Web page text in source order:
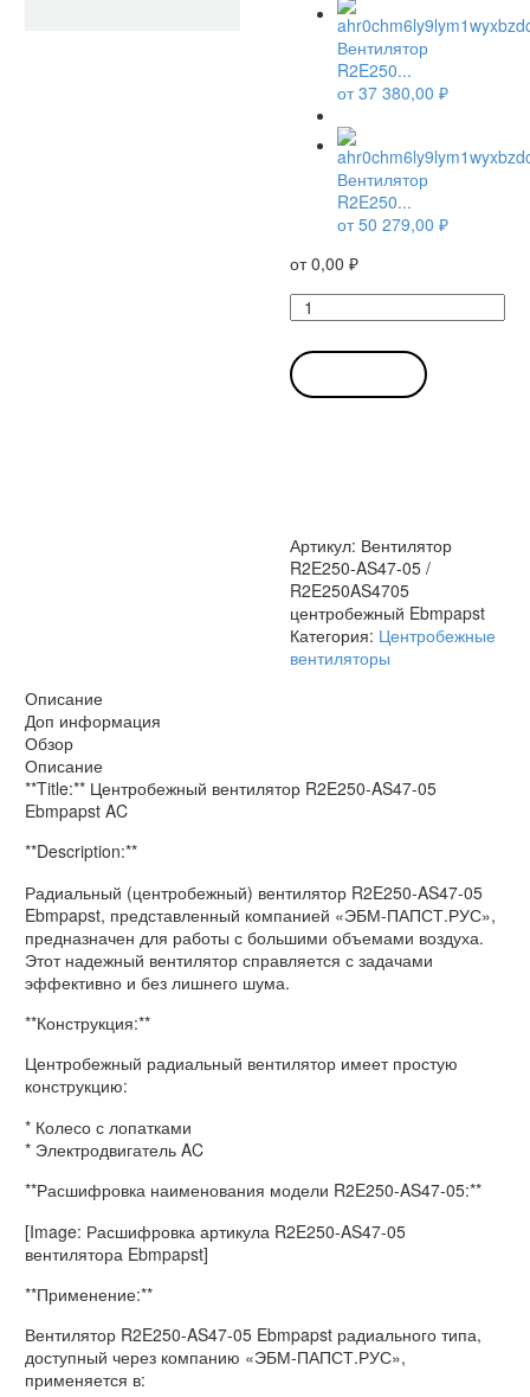
Вентилятор
R2E250...
от37 380,00 ₽
Вентилятор
R2E250...
от50 279,00 ₽
от0,00 ₽
Количество
товара
Вентилятор
R2E250-
AS47-
Артикул: Вентилятор
R2E250-AS47-05 /
R2E250AS4705
центробежный Ebmpapst
Категория: Центробежные
вентиляторы
Описание
Доп информация
Обзор
Описание
**Title:** Центробежный вентилятор R2E250-AS47-05
Ebmpapst AC
**Description:**
Радиальный (центробежный) вентилятор R2E250-AS47-05
Ebmpapst, представленный компанией «ЭБМ-ПАПСТ.РУС»,
предназначен для работы с большими объемами воздуха.
Этот надежный вентилятор справляется с задачами
эффективно и без лишнего шума.
**Конструкция:**
Центробежный радиальный вентилятор имеет простую
конструкцию:
* Колесо с лопатками
* Электродвигатель AC
**Расшифровка наименования модели R2E250-AS47-05:**
[Image: Расшифровка артикула R2E250-AS47-05
вентилятора Ebmpapst]
**Применение:**
Вентилятор R2E250-AS47-05 Ebmpapst радиального типа,
доступный через компанию «ЭБМ-ПАПСТ.РУС»,
применяется в: